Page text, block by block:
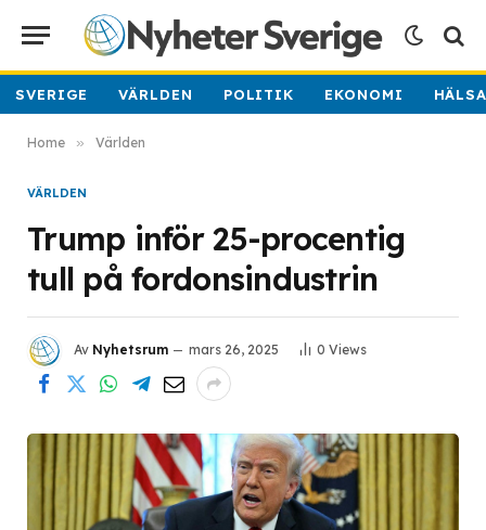
SVERIGE VÄRLDEN POLITIK EKONOMI
Home » Världen
VÄRLDEN
Trump inför 25-procentig
tull på fordonsindustrin
Av Nyhetsrum mars 26, 2025 0 Views